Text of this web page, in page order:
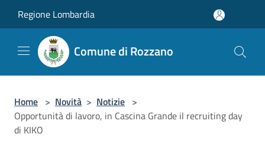
Regione Lombardia
Comune di Rozzano
Home > Novità > Notizie >
Opportunità di lavoro, in Cascina Grande il recruiting day
di KIKO